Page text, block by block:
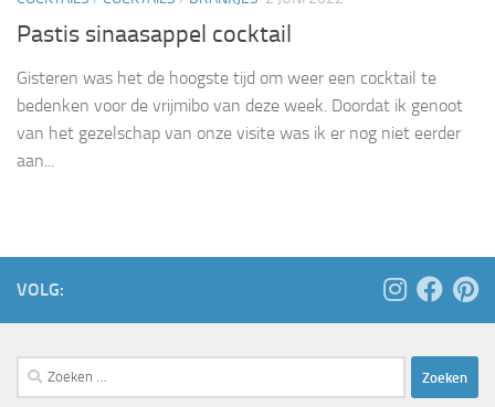
Pastis sinaasappel cocktail
Gisteren was het de hoogste tijd om weer een cocktail te
bedenken voor de vrijmibo van deze week. Doordat ik genoot
van het gezelschap van onze visite was ik er nog niet eerder
aan...
VOLG:
Zoeken
naar: